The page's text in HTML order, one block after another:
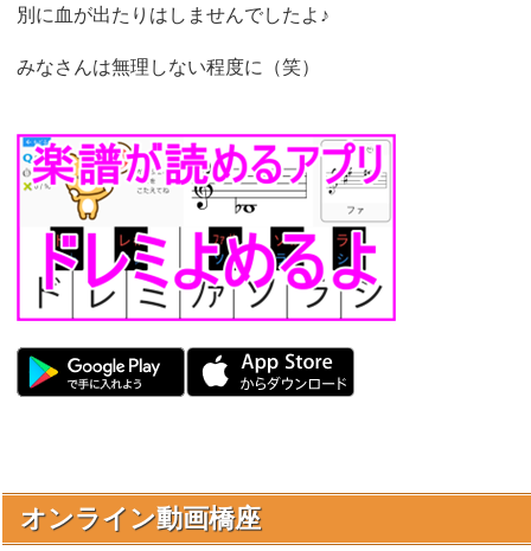
別に血が出たりはしませんでしたよ♪
みなさんは無理しない程度に（笑）
オンライン動画橋座